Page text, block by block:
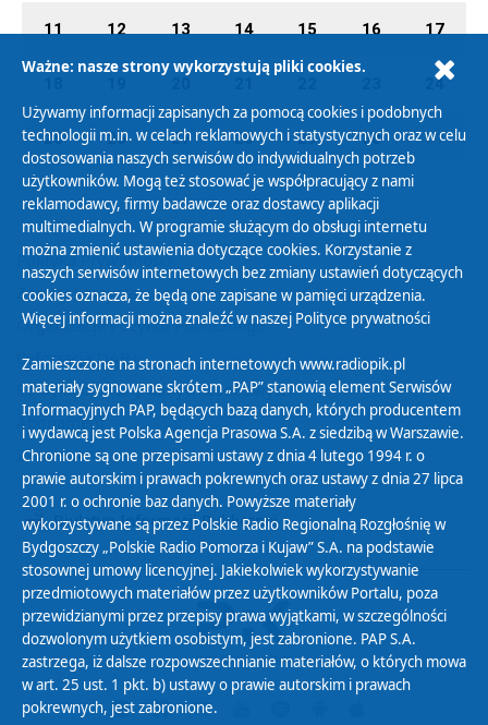
11 12 13 14 15 16 17
24
25 26 27 28 29 30 01
Polityka Prywatności
Zasady korzystania z Serwisu
Organizacje Pożytku Publicznego
Cyfryzacja DAB+
Polityka ochrony danych osobowych
Abonament
Zamówienia publiczne
Biuletyn Informacji Publicznej
Ważne: nasze strony wykorzystują pliki cookies.
Używamy informacji zapisanych za pomocą cookies i podobnych
technologii m.in. w celach reklamowych i statystycznych oraz w celu
dostosowania naszych serwisów do indywidualnych potrzeb
użytkowników. Mogą też stosować je współpracujący z nami
reklamodawcy, firmy badawcze oraz dostawcy aplikacji
multimedialnych. W programie służącym do obsługi internetu
można zmienić ustawienia dotyczące cookies. Korzystanie z
naszych serwisów internetowych bez zmiany ustawień dotyczących
cookies oznacza, że będą one zapisane w pamięci urządzenia.
Więcej informacji można znaleźć w naszej Polityce prywatności
Zamieszczone na stronach internetowych www.radiopik.pl
materiały sygnowane skrótem „PAP” stanowią element Serwisów
Informacyjnych PAP, będących bazą danych, których producentem
i wydawcą jest Polska Agencja Prasowa S.A. z siedzibą w Warszawie.
Chronione są one przepisami ustawy z dnia 4 lutego 1994 r. o
prawie autorskim i prawach pokrewnych oraz ustawy z dnia 27 lipca
2001 r. o ochronie baz danych. Powyższe materiały
wykorzystywane są przez Polskie Radio Regionalną Rozgłośnię w
Bydgoszczy „Polskie Radio Pomorza i Kujaw” S.A. na podstawie
stosownej umowy licencyjnej. Jakiekolwiek wykorzystywanie
przedmiotowych materiałów przez użytkowników Portalu, poza
przewidzianymi przez przepisy prawa wyjątkami, w szczególności
dozwolonym użytkiem osobistym, jest zabronione. PAP S.A.
zastrzega, iż dalsze rozpowszechnianie materiałów, o których mowa
w art. 25 ust. 1 pkt. b) ustawy o prawie autorskim i prawach
pokrewnych, jest zabronione.